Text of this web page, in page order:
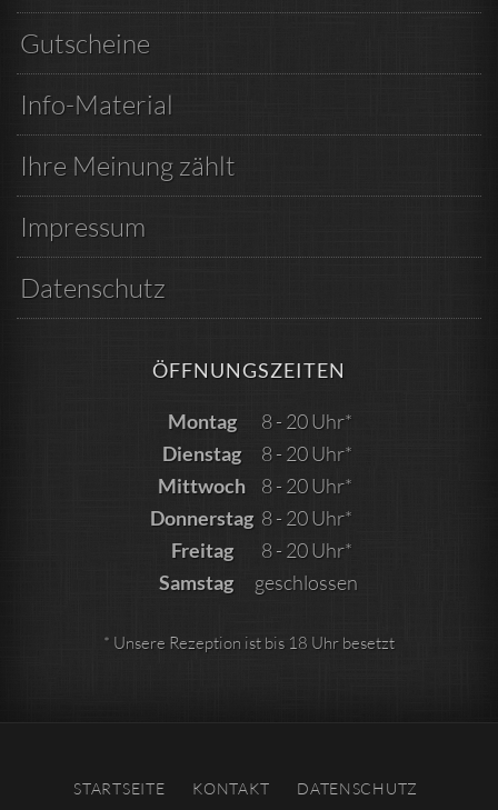
Gutscheine
Info-Material
Ihre Meinung zählt
Impressum
Datenschutz
ÖFFNUNGSZEITEN
Montag
8 - 20 Uhr*
Dienstag
8 - 20 Uhr*
Mittwoch
8 - 20 Uhr*
Donnerstag 8 - 20 Uhr*
Freitag
8 - 20 Uhr*
Samstag
geschlossen
* Unsere Rezeption ist bis 18 Uhr besetzt
STARTSEITE KONTAKT DATENSCHUTZ